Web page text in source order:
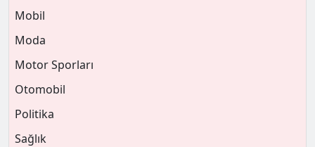
Mobil
Moda
Motor Sporları
Otomobil
Politika
Sağlık